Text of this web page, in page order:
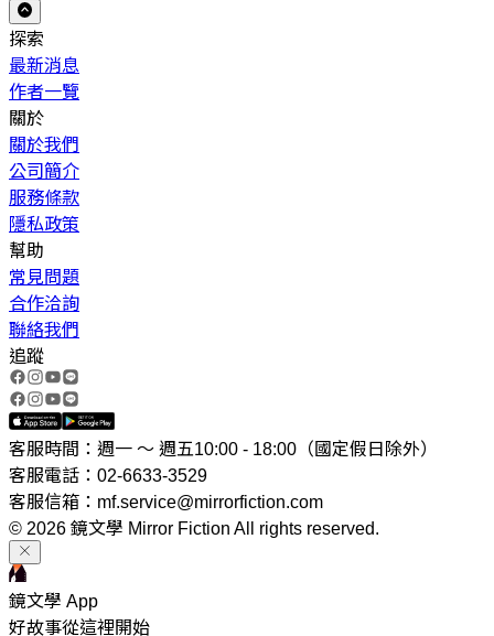
探索
最新消息
作者一覽
關於
關於我們
公司簡介
服務條款
隱私政策
幫助
常見問題
合作洽詢
聯絡我們
追蹤
客服時間：週一 ～ 週五10:00 - 18:00（國定假日除外）
客服電話：02-6633-3529
客服信箱：mf.service@mirrorfiction.com
© 2026 鏡文學 Mirror Fiction All rights reserved.
鏡文學 App
好故事從這裡開始